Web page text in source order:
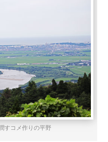
すコメ作りの平野